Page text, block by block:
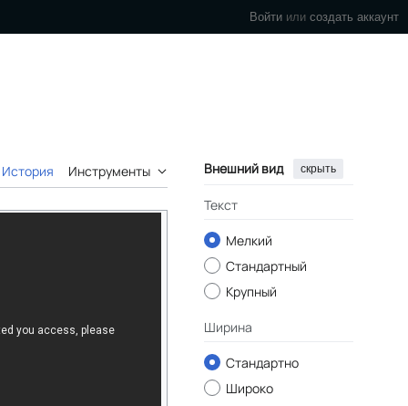
Войти или создать аккаунт
История Инструменты Внешний вид скрыть
Текст
Мелкий
Стандартный
Крупный
Ширина
Стандартно
Широко